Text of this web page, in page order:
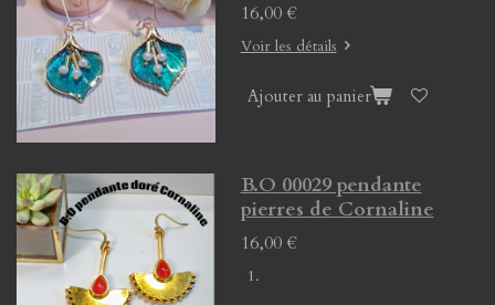
16,00 €
Voir les détails
Ajouter au panier
B.O 00029 pendante
pierres de Cornaline
16,00 €